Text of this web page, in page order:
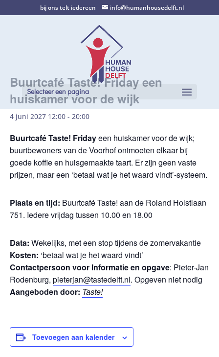
bij ons telt iedereen info@humanhousedelft.nl
Selecteer een pagina
Buurtcafé Taste! Friday een
huiskamer voor de wijk
4 juni 2027 12:00 - 20:00
Buurtcafé Taste! Fridayeen huiskamer voor de wijk;
buurtbewoners van de Voorhof ontmoeten elkaar bij
goede koffie en huisgemaakte taart. Er zijn geen vaste
prijzen, maar een ‘betaal wat je het waard vindt’-systeem.
Plaats en tijd: Buurtcafé Taste! aan de Roland Holstlaan
751. Iedere vrijdag tussen 10.00 en 18.00
Data: Wekelijks, met een stop tijdens de zomervakantie
Kosten: ‘betaal wat je het waard vindt’
Contactpersoon voor Informatie en opgave: Pieter-Jan
Rodenburg, pieterjan@tastedelft.nl. Opgeven niet nodig
Aangeboden door: Taste!
Toevoegen aan kalender